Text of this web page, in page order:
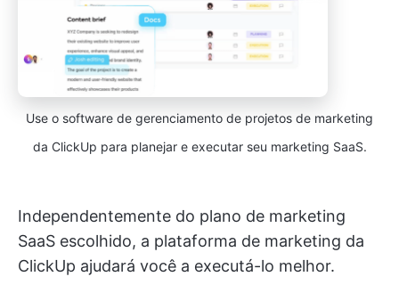
Use o software de gerenciamento de projetos de marketing
da ClickUp para planejar e executar seu marketing SaaS.
Independentemente do plano de marketing
SaaS escolhido, a plataforma de marketing da
ClickUp ajudará você a executá-lo melhor.